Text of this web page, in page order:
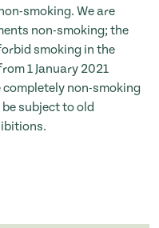
smoking. We are
non-smoking; the
smoking in the
1 January 2021
non-smoking
subject to old